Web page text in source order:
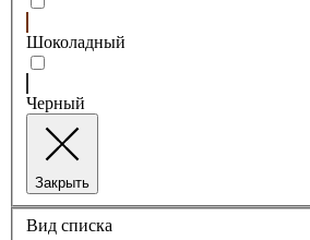
Шоколадный
Черный
Закрыть
Вид списка